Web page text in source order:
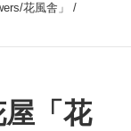
花風舎」
/
「花